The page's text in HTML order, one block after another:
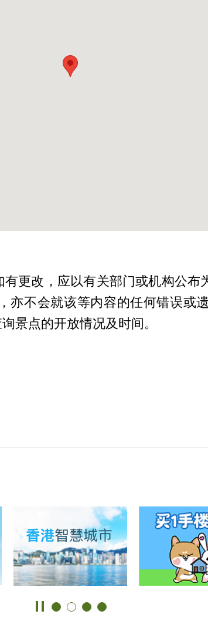
更改，应以有关部门或机构公
亦不会就该等内容的任何错误或
景点的开放情况及时间。